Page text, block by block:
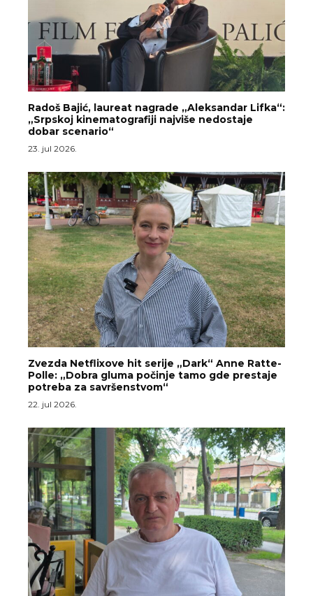
Radoš Bajić, laureat nagrade „Aleksandar Lifka“:
„Srpskoj kinematografiji najviše nedostaje
dobar scenario“
23. jul 2026.
Zvezda Netflixove hit serije „Dark“ Anne Ratte-
Polle: „Dobra gluma počinje tamo gde prestaje
potreba za savršenstvom“
22. jul 2026.